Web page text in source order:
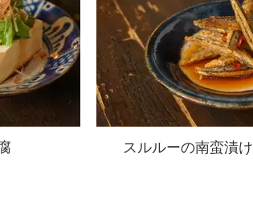
スルルーの南蛮漬け